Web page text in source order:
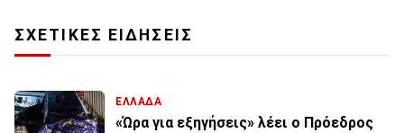
ΣΧΕΤΙΚΕΣ ΕΙΔΗΣΕΙΣ
ΕΛΛΑΔΑ
«Ώρα για εξηγήσεις» λέει ο Πρόεδρος